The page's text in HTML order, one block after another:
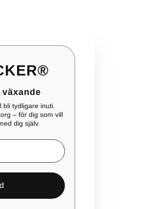
tydligare inuti.
– för dig som vill
dig själv.